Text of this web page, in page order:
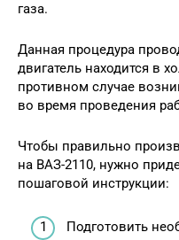
газа.
Данная процедура
двигатель находится в
противном случае
во время проведения
Чтобы правильно
на ВАЗ-2110, нужно
пошаговой инструкции:
Подготовить